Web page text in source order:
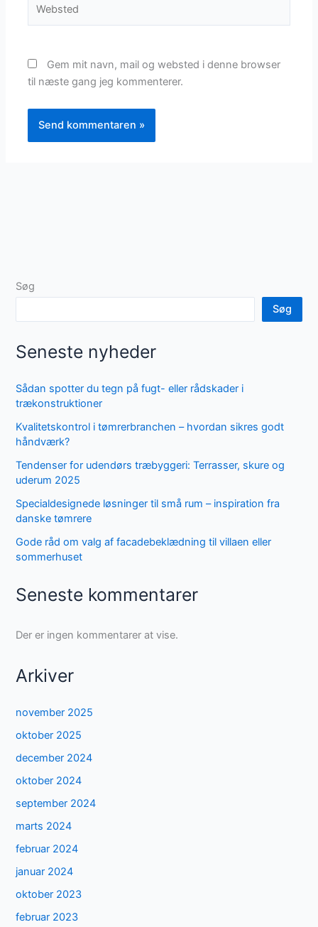
Gem mit navn, mail og websted i denne browser
til næste gang jeg kommenterer.
Søg
Søg
Seneste nyheder
Sådan spotter du tegn på fugt- eller rådskader i
trækonstruktioner
Kvalitetskontrol i tømrerbranchen – hvordan sikres godt
håndværk?
Tendenser for udendørs træbyggeri: Terrasser, skure og
uderum 2025
Specialdesignede løsninger til små rum – inspiration fra
danske tømrere
Gode råd om valg af facadebeklædning til villaen eller
sommerhuset
Seneste kommentarer
Der er ingen kommentarer at vise.
Arkiver
november 2025
oktober 2025
december 2024
oktober 2024
september 2024
marts 2024
februar 2024
januar 2024
oktober 2023
februar 2023